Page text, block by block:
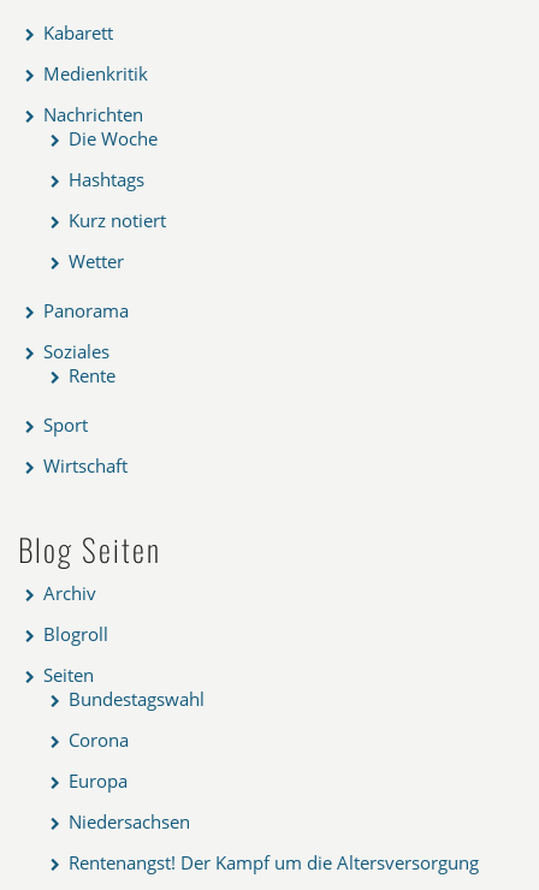
Kabarett
Medienkritik
Nachrichten
Die Woche
Hashtags
Kurz notiert
Wetter
Panorama
Soziales
Rente
Sport
Wirtschaft
Blog Seiten
Archiv
Blogroll
Seiten
Bundestagswahl
Corona
Europa
Niedersachsen
Rentenangst! Der Kampf um die Altersversorgung